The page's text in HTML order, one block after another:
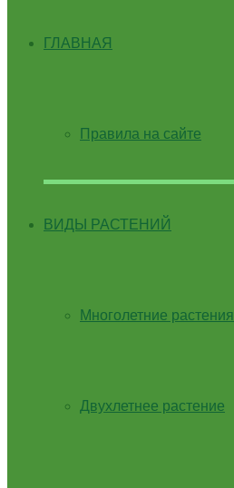
ГЛАВНАЯ
Правила на сайте
ВИДЫ РАСТЕНИЙ
Многолетние растения
Двухлетнее растение